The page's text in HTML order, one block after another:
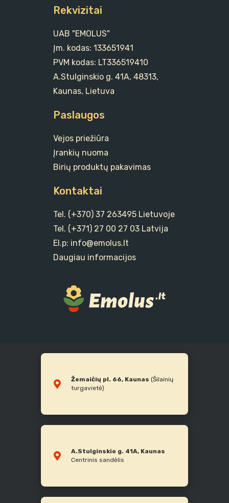
Rekvizitai
UAB "EMOLUS"
Įm. kodas: 133651941
PVM kodas: LT336519410
A.Stulginskio g. 41A, 48313,
Kaunas, Lietuva
Paslaugos
Vejos priežiūra
Įrankių nuoma
Birių produktų pakavimas
Kontaktai
Tel. (+370) 37 263495 Lietuvoje
Tel. (+371) 27 00 27 03 Latvija
El.p: info@emolus.lt
Daugiau informacijos
Žemaičių pl. 66, Kaunas (Šilainių
turgavietė)
A.Stulginskio g. 41A, Kaunas
Centrinis sandėlis